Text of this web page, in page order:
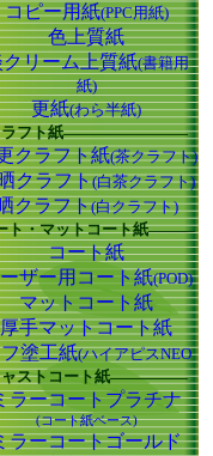
コピー用紙(PPC用紙)
色上質紙
リーム上質紙(書籍用
紙)
更紙(わら半紙)
ラフト紙――――――――
クラフト紙(茶クラフト)
クラフト(白茶クラフト)
クラフト(白クラフト)
ト・マットコート紙―――
コート紙
ザー用コート紙(POD)
マットコート紙
厚手マットコート紙
塗工紙(ハイアピスNEO
ャストコート紙―――――
ラーコートプラチナ
(コート紙ベース)
ラーコートゴールド